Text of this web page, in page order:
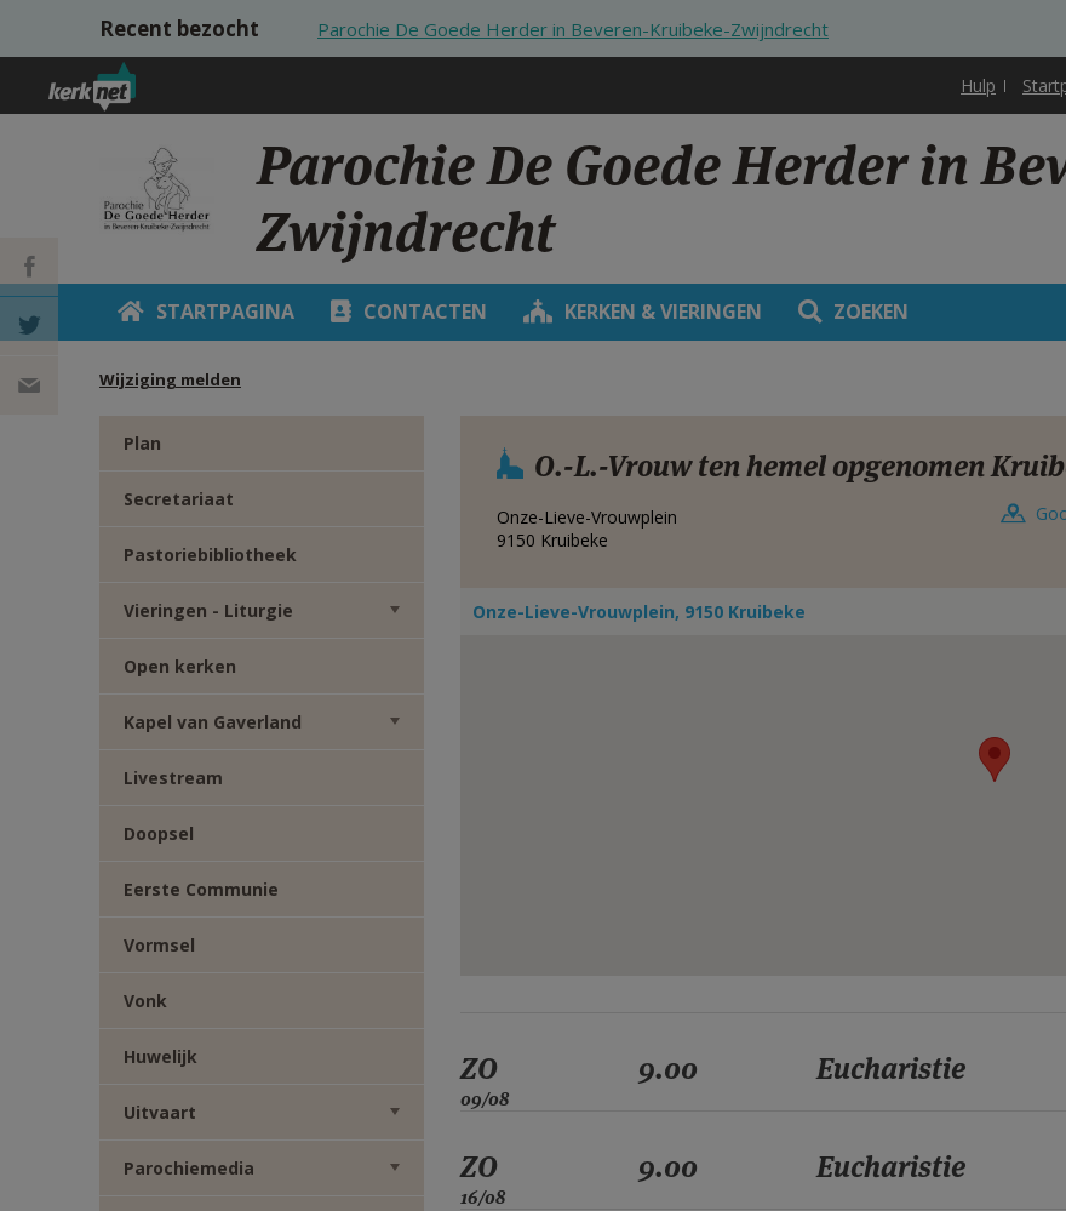
Overslaan en naar de inhoud gaan
Recent bezocht Parochie De Goede Herder in Beveren-Kruibeke-Zwijndrecht
Hulp
Parochie De Goede Herder in
Zwijndrecht
STARTPAGINA CONTACTEN KERKEN & VIERINGEN ZOEKEN
Wijziging melden
DEEL OP
FACEBOOK
DEEL OP
Plan
Secretariaat
Pastoriebibliotheek
Vieringen - Liturgie
Open kerken
Kapel van Gaverland
Livestream
Doopsel
Eerste Communie
Vormsel
Vonk
Huwelijk
Uitvaart
Parochiemedia
O.-L.-Vrouw ten hemel opgenomen
Onze-Lieve-Vrouwplein
9150 Kruibeke
Onze-Lieve-Vrouwplein, 9150 Kruibeke
ZO
09/08
9.00 Eucharistie
ZO
16/08
9.00 Eucharistie